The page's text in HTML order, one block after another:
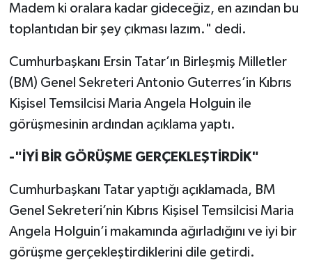
Madem ki oralara kadar gideceğiz, en azından bu
toplantıdan bir şey çıkması lazım." dedi.
Cumhurbaşkanı Ersin Tatar’ın Birleşmiş Milletler
(BM) Genel Sekreteri Antonio Guterres’in Kıbrıs
Kişisel Temsilcisi Maria Angela Holguin ile
görüşmesinin ardından açıklama yaptı.
-"İYİ BİR GÖRÜŞME GERÇEKLEŞTİRDİK"
Cumhurbaşkanı Tatar yaptığı açıklamada, BM
Genel Sekreteri’nin Kıbrıs Kişisel Temsilcisi Maria
Angela Holguin’i makamında ağırladığını ve iyi bir
görüşme gerçekleştirdiklerini dile getirdi.